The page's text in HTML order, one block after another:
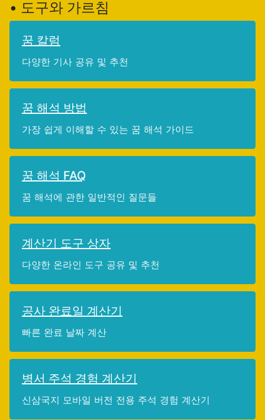
• 도구와 가르침
꿈 칼럼
다양한 기사 공유 및 추천
꿈 해석 방법
가장 쉽게 이해할 수 있는 꿈 해석 가이드
꿈 해석 FAQ
꿈 해석에 관한 일반적인 질문들
계산기 도구 상자
다양한 온라인 도구 공유 및 추천
공사 완료일 계산기
빠른 완료 날짜 계산
병서 주석 경험 계산기
신삼국지 모바일 버전 전용 주석 경험 계산기